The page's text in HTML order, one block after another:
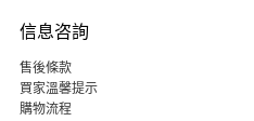
信息咨詢
售後條款
買家溫馨提示
購物流程